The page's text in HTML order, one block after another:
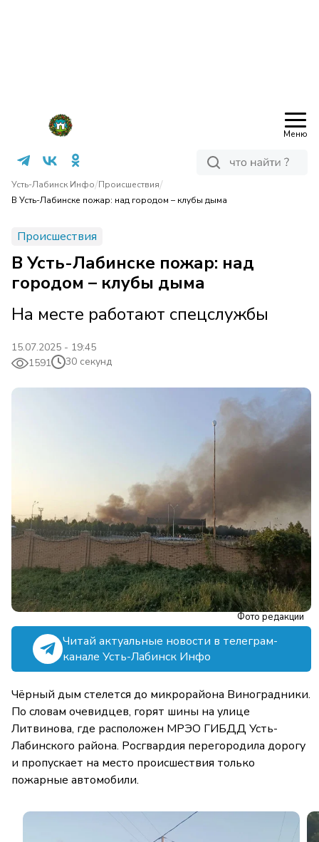
Меню
Усть-Лабинск Инфо/Происшествия/
В Усть-Лабинске пожар: над городом – клубы дыма
Происшествия
В Усть-Лабинске пожар: над
городом – клубы дыма
На месте работают спецслужбы
15.07.2025 - 19:45
1591
30 секунд
Фото редакции
Читай актуальные новости в телеграм-
канале Усть-Лабинск Инфо
Чёрный дым стелется до микрорайона Виноградники.
По словам очевидцев, горят шины на улице
Литвинова, где расположен МРЭО ГИБДД Усть-
Лабинского района. Росгвардия перегородила дорогу
и пропускает на место происшествия только
пожарные автомобили.